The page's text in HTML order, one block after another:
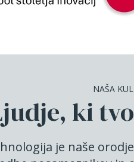
NAŠA
ki
je naše